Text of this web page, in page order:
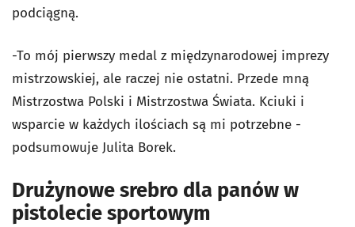
podciągną.
-To mój pierwszy medal z międzynarodowej imprezy
mistrzowskiej, ale raczej nie ostatni. Przede mną
Mistrzostwa Polski i Mistrzostwa Świata. Kciuki i
wsparcie w każdych ilościach są mi potrzebne -
podsumowuje Julita Borek.
Drużynowe srebro dla panów w
pistolecie sportowym